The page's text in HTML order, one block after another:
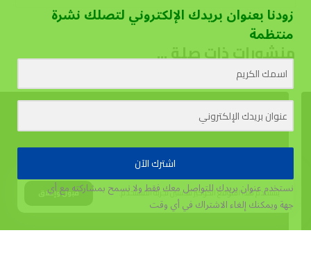
منشورات ذات صلة ...
يستخدم هذا الموقع الكوكيز لتحسين تجربة المستخدم. قبول وإغلاق
زودنا بعنوان بريدك الإلكتروني لتصلك نشرة
منتظمة
اشترك الآن
نستخدم عنوان بريدك للتواصل معك فقط ولا نسمح بمشاركته مع أي
جهةويمكنك إلغاء الاشتراك في أي وقت